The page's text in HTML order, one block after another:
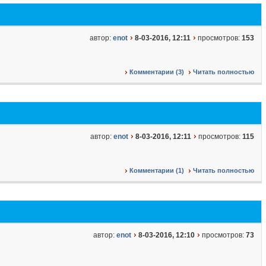
автор: enot 8-03-2016, 12:11 просмотров: 153
Комментарии (3) Читать полностью
автор: enot 8-03-2016, 12:11 просмотров: 115
Комментарии (1) Читать полностью
автор: enot 8-03-2016, 12:10 просмотров: 73